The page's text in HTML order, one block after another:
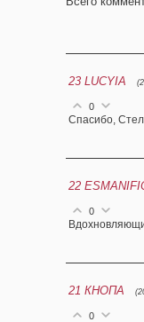
23 LUCYIA
0
Спасибо,
22
0
21 КНОПА
0